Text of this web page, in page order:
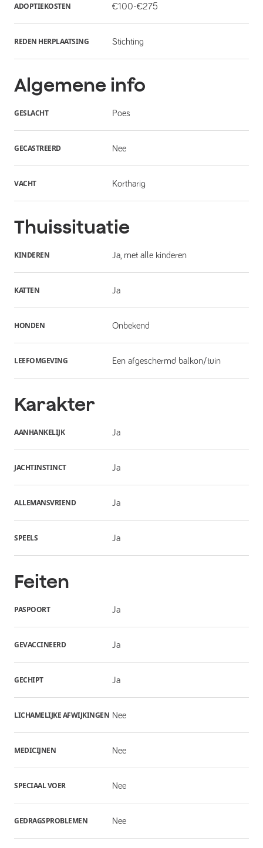
ADOPTIEKOSTEN €100-€275
REDEN HERPLAATSING Stichting
Algemene info
GESLACHT Poes
GECASTREERD Nee
VACHT Kortharig
Thuissituatie
KINDEREN Ja, met alle kinderen
KATTEN Ja
HONDEN Onbekend
LEEFOMGEVING Een afgeschermd balkon/tuin
Karakter
AANHANKELIJK Ja
JACHTINSTINCT Ja
ALLEMANSVRIEND Ja
SPEELS Ja
Feiten
PASPOORT Ja
GEVACCINEERD Ja
GECHIPT Ja
LICHAMELIJKE AFWIJKINGEN Nee
MEDICIJNEN Nee
SPECIAAL VOER Nee
GEDRAGSPROBLEMEN Nee